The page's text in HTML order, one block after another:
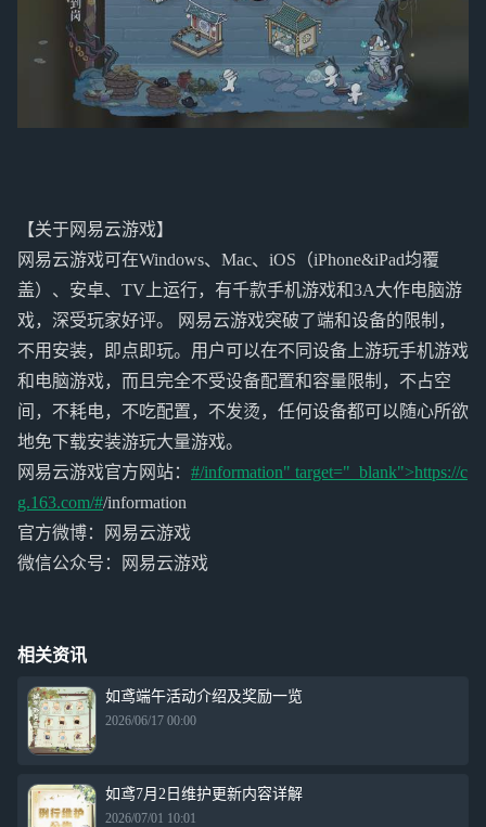
【关于网易云游戏】
网易云游戏可在Windows、Mac、iOS（iPhone&iPad均覆
盖）、安卓、TV上运行，有千款手机游戏和3A大作电脑游
戏，深受玩家好评。 网易云游戏突破了端和设备的限制，
不用安装，即点即玩。用户可以在不同设备上游玩手机游戏
和电脑游戏，而且完全不受设备配置和容量限制，不占空
间，不耗电，不吃配置，不发烫，任何设备都可以随心所欲
地免下载安装游玩大量游戏。
网易云游戏官方网站： #/information" target="_blank">https://c
g.163.com/#/information
官方微博：网易云游戏
微信公众号：网易云游戏
相关资讯
如鸢端午活动介绍及奖励一览
2026/06/17 00:00
如鸢7月2日维护更新内容详解
2026/07/01 10:01